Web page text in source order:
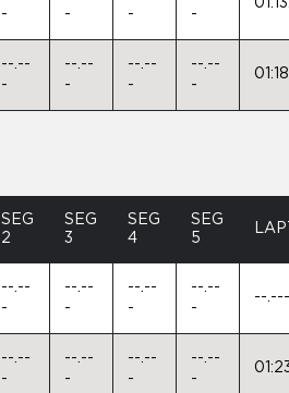
-
-
-
-
--.--
-
--.--
-
--.--
-
--.--
-
SEG
2
SEG
3
SEG
4
SEG
5
--.--
-
--.--
-
--.--
-
--.--
-
--
--.--
-
--.--
-
--.--
-
--.--
-